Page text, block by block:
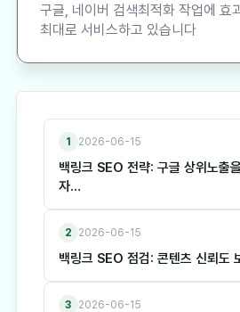
구글, 네이버 검색최적화 작업에 효
최대로 서비스하고 있습니다
1 2026-06-15
백링크 SEO 전략: 구글 상위노출
자…
2 2026-06-15
백링크 SEO 점검: 콘텐츠 신뢰도
3 2026-06-15